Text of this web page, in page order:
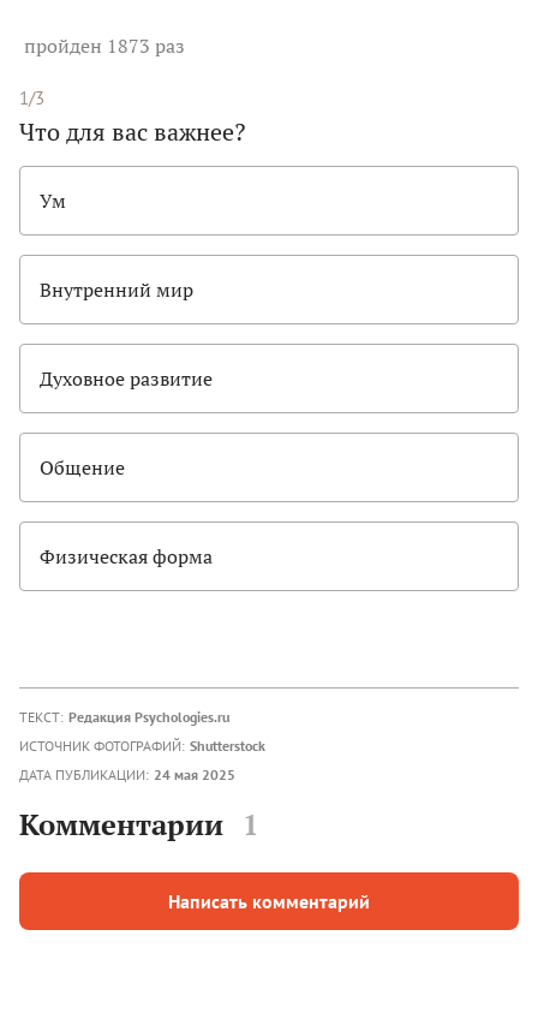
пройден 1873 раз
1/3
Что для вас важнее?
Ум
Внутренний мир
Духовное развитие
Общение
Физическая форма
ТЕКСТ: Редакция Psychologies.ru
ИСТОЧНИК ФОТОГРАФИЙ: Shutterstock
ДАТА ПУБЛИКАЦИИ: 24 мая 2025
Комментарии 1
Написать комментарий